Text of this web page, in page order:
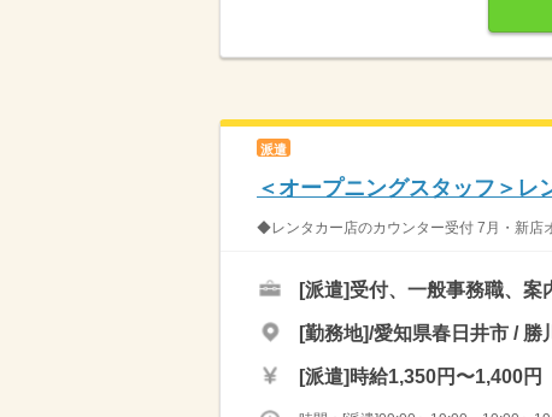
派遣
＜オープニングスタッフ＞
◆レンタカー店のカウンター受付 7月・新店
[派遣]受付、一般事務職、案
[勤務地]/愛知県春日井市 / 勝
[派遣] 時給1,350円〜1,400円